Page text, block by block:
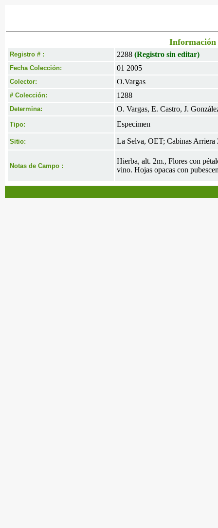
Información
Registro # : 2288 (Registro sin editar)
Fecha Colección: 01 2005
Colector: O.Vargas
# Colección: 1288
Determina: O. Vargas, E. Castro, J.
Tipo: Especimen
Sitio: La Selva, OET; Cabinas Arriera
Notas de Campo :
Hierba, alt. 2m., Flores con
vino. Hojas opacas con